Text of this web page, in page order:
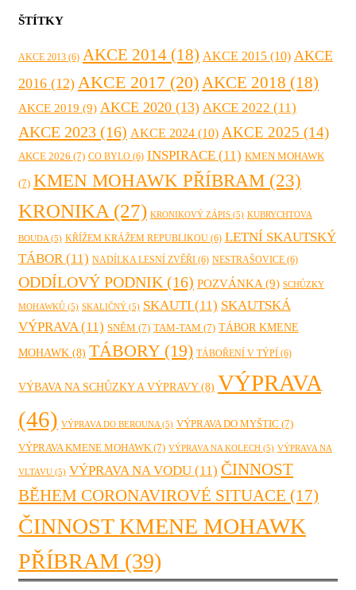
ŠTÍTKY
AKCE 2013 (6) AKCE 2014 (18) AKCE 2015 (10) AKCE
2016 (12) AKCE 2017 (20)AKCE 2018 (18)
AKCE 2019 (9) AKCE 2020 (13) AKCE 2022 (11)
AKCE 2023 (16) AKCE 2024 (10) AKCE 2025 (14)
AKCE 2026 (7) CO BYLO (6) INSPIRACE (11) KMEN MOHAWK
(7) KMEN MOHAWK PŘÍBRAM (23)
KRONIKA (27) KRONIKOVÝ ZÁPIS (5) KUBRYCHTOVA
BOUDA (5) KŘÍŽEM KRÁŽEM REPUBLIKOU (6) LETNÍ SKAUTSKÝ
TÁBOR(11) NADÍLKA LESNÍ ZVĚŘI (6) NESTRAŠOVICE (6)
ODDÍLOVÝ PODNIK (16) POZVÁNKA (9) SCHŮZKY
MOHAWKŮ (5) SKALIČNÝ (5) SKAUTI (11) SKAUTSKÁ
VÝPRAVA(11) SNĚM (7) TAM-TAM (7) TÁBOR KMENE
MOHAWK (8) TÁBORY(19) TÁBOŘENÍ V TÝPÍ (6)
VÝBAVA NA SCHŮZKY A VÝPRAVY(8) VÝPRAVA
(46) VÝPRAVA DO BEROUNA (5) VÝPRAVA DO MYŠTIC (7)
VÝPRAVA KMENE MOHAWK (7) VÝPRAVA NA KOLECH (5) VÝPRAVA NA
VLTAVU (5) VÝPRAVA NA VODU (11) ČINNOST
BĚHEM CORONAVIROVÉ SITUACE (17)
ČINNOST KMENE MOHAWK
PŘÍBRAM (39)